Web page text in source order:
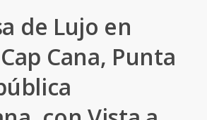
de Lujo en
Cana, Punta